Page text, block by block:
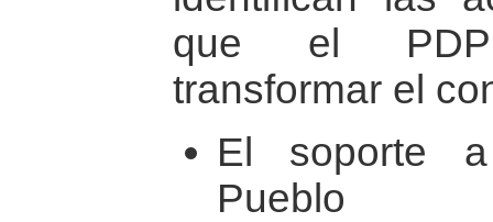
que el
transformar el
El soporte
Pueblo